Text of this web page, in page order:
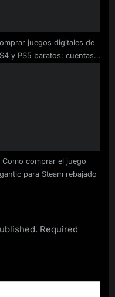
juegos digitales de
y PS5 baratos: cuentas
Como comprar el juego
para Steam rebajado
Required